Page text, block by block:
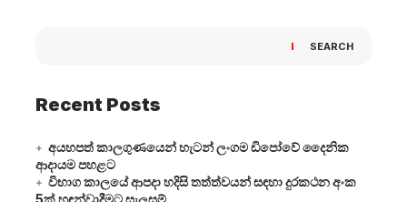
SEARCH
Recent Posts
අයහපත් කාලගුණයෙන් හැටන් ලංගම ඩිපෝවේ දෛනික
ආදායම පහළට
විභාග කාලයේ ආපදා හදිසි තත්ත්වයන් සඳහා දුරකථන අංක
5ක් හඳුන්වාදීමට සැලසුම්